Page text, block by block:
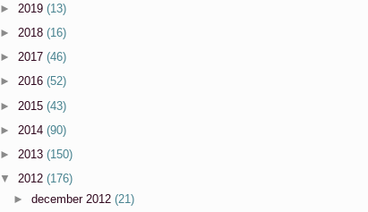
► 2019 (13)
► 2018 (16)
► 2017 (46)
► 2016 (52)
► 2015 (43)
► 2014 (90)
► 2013 (150)
▼ 2012 (176)
►december 2012(21)